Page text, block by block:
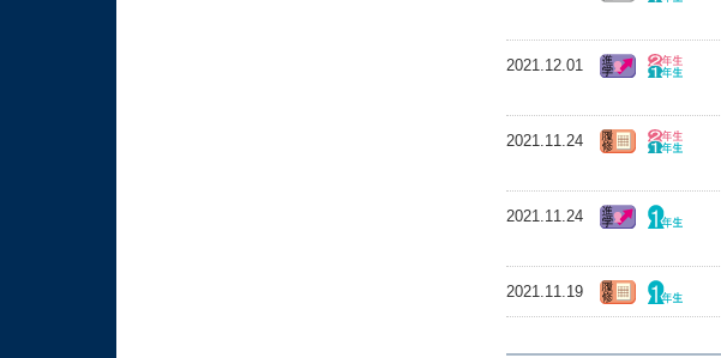
2021.12.01
2021.11.24
2021.11.24
2021.11.19